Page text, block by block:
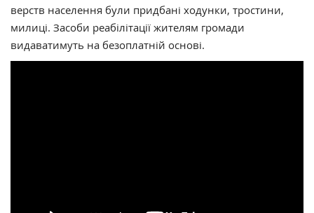
верств населення були придбані ходунки, тростини,
милиці. Засоби реабілітації жителям громади
видаватимуть на безоплатній основі.